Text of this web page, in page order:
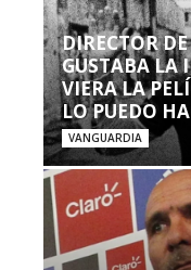
DIRECTOR
GUSTABA LA
VIERA LA
LO PUEDO
VANGUARDIA